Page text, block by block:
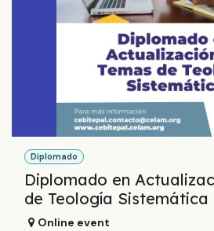
Diplomado
Diplomado en
de Teología Sistemática
Online event